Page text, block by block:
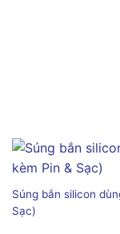
Súng bắn silicon
Sạc)